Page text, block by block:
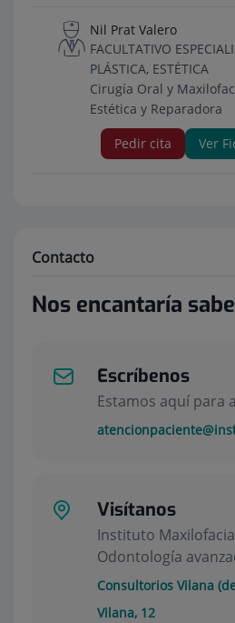
Nil Prat Valero
FACULTATIVO
PLÁSTICA, ESTÉTICA
Cirugía Oral y
Estética y Reparadora
Pedir cita
Ver
Contacto
Nos encantaría
Escríbenos
Estamos aquí para
Visítanos
Instituto
Odontología
Consultorios Vilana
Vilana, 12